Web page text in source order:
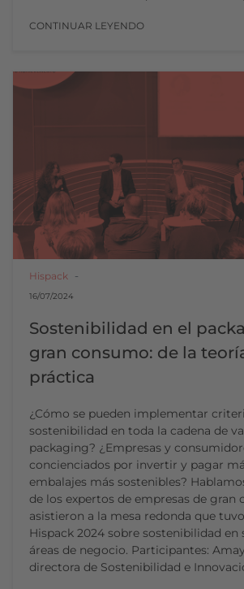
CONTINUAR LEYENDO
Hispack
16/07/2024
Sostenibilidad en el
gran consumo: de la
práctica
¿Cómo se pueden implementar
sostenibilidad en toda la cadena de
packaging? ¿Empresas y
concienciados por invertir y pagar
embalajes más sostenibles?
de los expertos de empresas de gran
asistieron a la mesa redonda que
Hispack 2024 sobre sostenibilidad en
áreas de negocio. Participantes:
directora de Sostenibilidad e